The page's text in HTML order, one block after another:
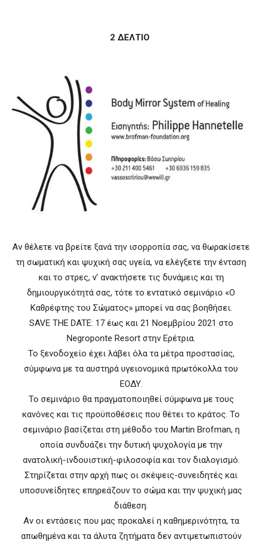
2 ΔΕΛΤΙΟ
Αν θέλετε να βρείτε ξανά την ισορροπία σας, να θωρακίσετε
τη σωματική και ψυχική σας υγεία, να ελέγξετε την ένταση
και το στρες, ν’ ανακτήσετε τις δυνάμεις και τη
δημιουργικότητά σας, τότε το εντατικό σεμινάριο «Ο
Καθρέφτης του Σώματος» μπορεί να σας βοηθήσει.
SAVE THE DATE: 17 έως και 21 Νοεμβρίου 2021 στο
Negroponte Resort στην Ερέτρια.
Το ξενοδοχείο έχει λάβει όλα τα μέτρα προστασίας,
σύμφωνα με τα αυστηρά υγειονομικά πρωτόκολλα του
ΕΟΔΥ.
Το σεμινάριο θα πραγματοποιηθεί σύμφωνα με τους
κανόνες και τις προϋποθέσεις που θέτει το κράτος. Το
σεμινάριο βασίζεται στη μέθοδο του Martin Brofman, η
οποία συνδυάζει την δυτική ψυχολογία με την
ανατολική-ινδουιστική-φιλοσοφία και τον διαλογισμό.
Στηρίζεται στην αρχή πως οι σκέψεις-συνειδητές και
υποσυνείδητες επηρεάζουν το σώμα και την ψυχική μας
διάθεση.
Αν οι εντάσεις που μας προκαλεί η καθημερινότητα, τα
απωθημένα και τα άλυτα ζητήματα δεν αντιμετωπιστούν